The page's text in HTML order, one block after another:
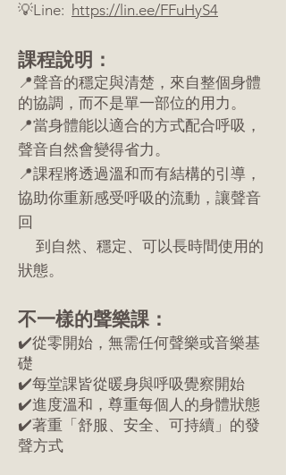
💡Line: https://lin.ee/FFuHyS4
課程說明：
📍聲音的穩定與清楚，來自整個身體
的協調，而不是單一部位的用力。
📍當身體能以適合的方式配合呼吸，
聲音自然會變得省力。
📍課程將透過溫和而有結構的引導，
協助你重新感受呼吸的流動，讓聲音
回
到自然、穩定、可以長時間使用的
狀態。
不一樣的聲樂課：
✔️從零開始，無需任何聲樂或音樂基
礎
✔️每堂課皆從暖身與呼吸覺察開始
✔️進度溫和，尊重每個人的身體狀態
✔️著重「舒服、安全、可持續」的發
聲方式